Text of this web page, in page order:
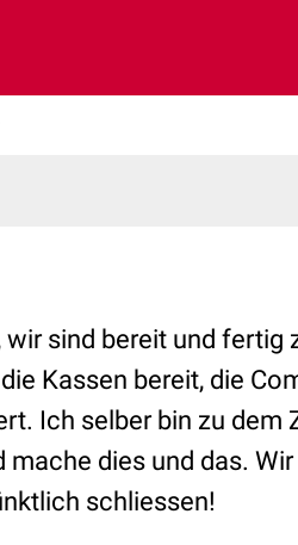
sind bereit und fertig
Kassen bereit, die
Ich selber bin zu dem
dies und das.
schliessen!